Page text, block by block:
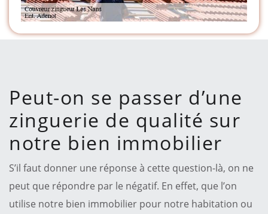
Peut-on se passer d’une
zinguerie de qualité sur
notre bien immobilier
S’il faut donner une réponse à cette question-là, on ne
peut que répondre par le négatif. En effet, que l’on
utilise notre bien immobilier pour notre habitation ou